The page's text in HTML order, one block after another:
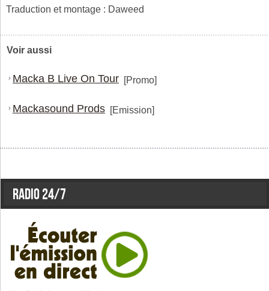
Traduction et montage : Daweed
Voir aussi
› Macka B Live On Tour [Promo]
› Mackasound Prods [Emission]
Radio 24/7